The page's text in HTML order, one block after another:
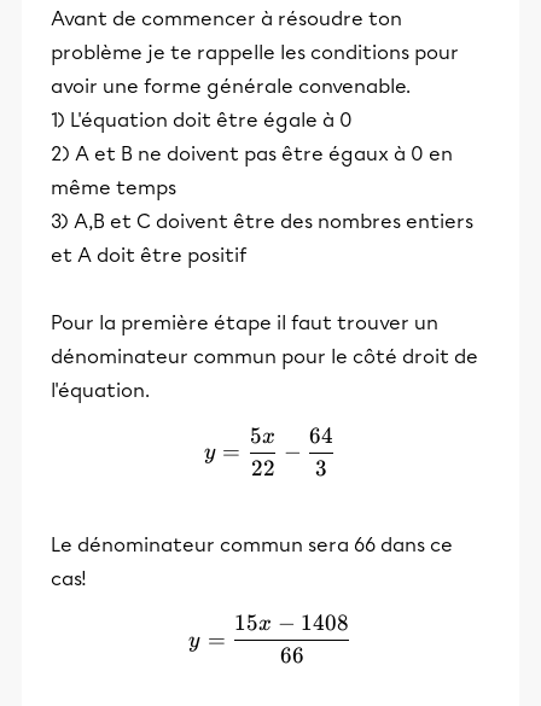
Avant de commencer à résoudre ton
problème je te rappelle les conditions pour
avoir une forme générale convenable.
1) L'équation doit être égale à 0
2) A et B ne doivent pas être égaux à 0 en
même temps
3) A,B et C doivent être des nombres entiers
et A doit être positif
Pour la première étape il faut trouver un
dénominateur commun pour le côté droit de
l'équation.
y=\frac{5x}{22}-
y =
22
5x
−
3
64
Le dénominateur commun sera 66 dans ce
cas!
y=\frac{15x-1408}{66}
y =
66
15x − 1408